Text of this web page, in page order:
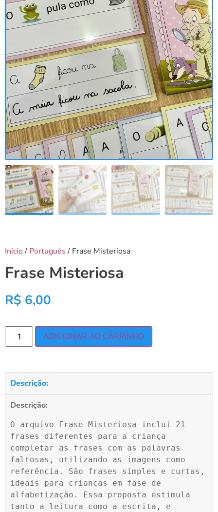
Início/ Português / Frase Misteriosa
Frase Misteriosa
R$ 6,00
ADICIONAR AO CARRINHO
Descrição:
Descrição:
O arquivo Frase Misteriosa inclui 21
frases diferentes para a criança
completar as frases com as palavras
faltosas, utilizando as imagens como
referência. São frases simples e curtas,
ideais para crianças em fase de
alfabetização. Essa proposta estimula
tanto a leitura como a escrita, e